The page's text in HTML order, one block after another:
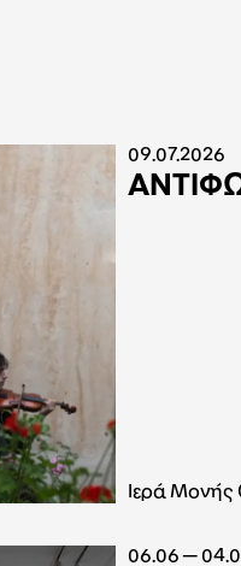
09.07.2026
Ιερά Μονής
06.06 —